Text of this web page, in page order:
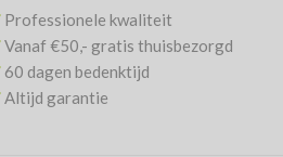
Professionele kwaliteit
Vanaf €50,- gratis thuisbezorgd
60 dagen bedenktijd
Altijd garantie